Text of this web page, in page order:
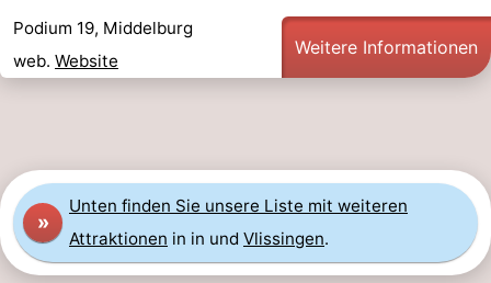
Radfahren
-
Wandern
-
Golfplatze
Sportangeln
Essen
und
Einkaufen
Podium 19, Middelburg
web. Website
Weitere Informationen
»
Unten finden Sie unsere Liste mit weiteren
Attraktionen in in und Vlissingen.